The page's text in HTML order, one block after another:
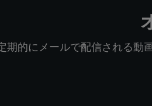
期的にメールで配信される動